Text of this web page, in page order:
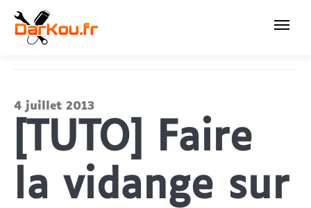
4 juillet 2013
[TUTO] Faire
la vidange sur